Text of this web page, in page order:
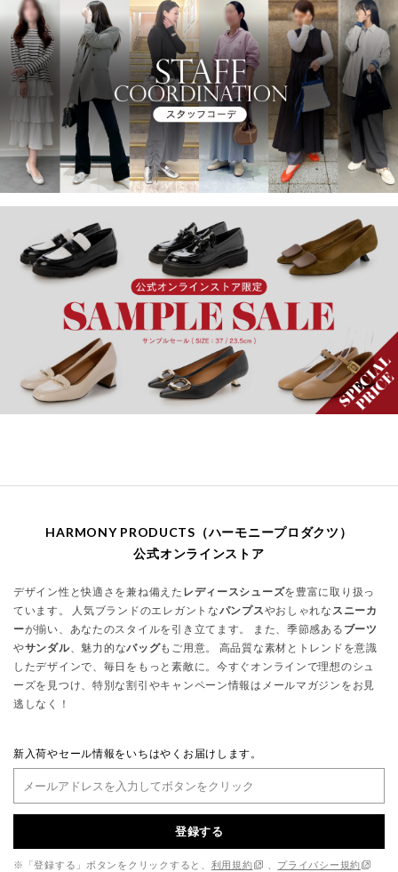
HARMONY PRODUCTS（ハーモニープロダクツ）
公式オンラインストア
デザイン性と快適さを兼ね備えた レディースシューズを豊富に取り扱っ
ています。 人気ブランドのエレガントなパンプスやおしゃれな スニーカ
ーが揃い、あなたのスタイルを引き立てます。 また、季節感ある ブーツ
やサンダル、魅力的なバッグもご用意。 高品質な素材とトレンドを意識
したデザインで、毎日をもっと素敵に。今すぐオンラインで理想のシュ
ーズを見つけ、特別な割引やキャンペーン情報はメールマガジンをお見
逃しなく！
新入荷やセール情報をいちはやくお届けします。
登録する
※「登録する」ボタンをクリックすると、 利用規約
プライバシー規約